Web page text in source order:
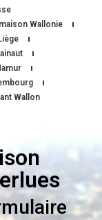
Wallonie
Wallon